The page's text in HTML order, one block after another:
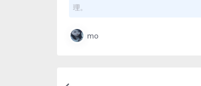
理。
mo